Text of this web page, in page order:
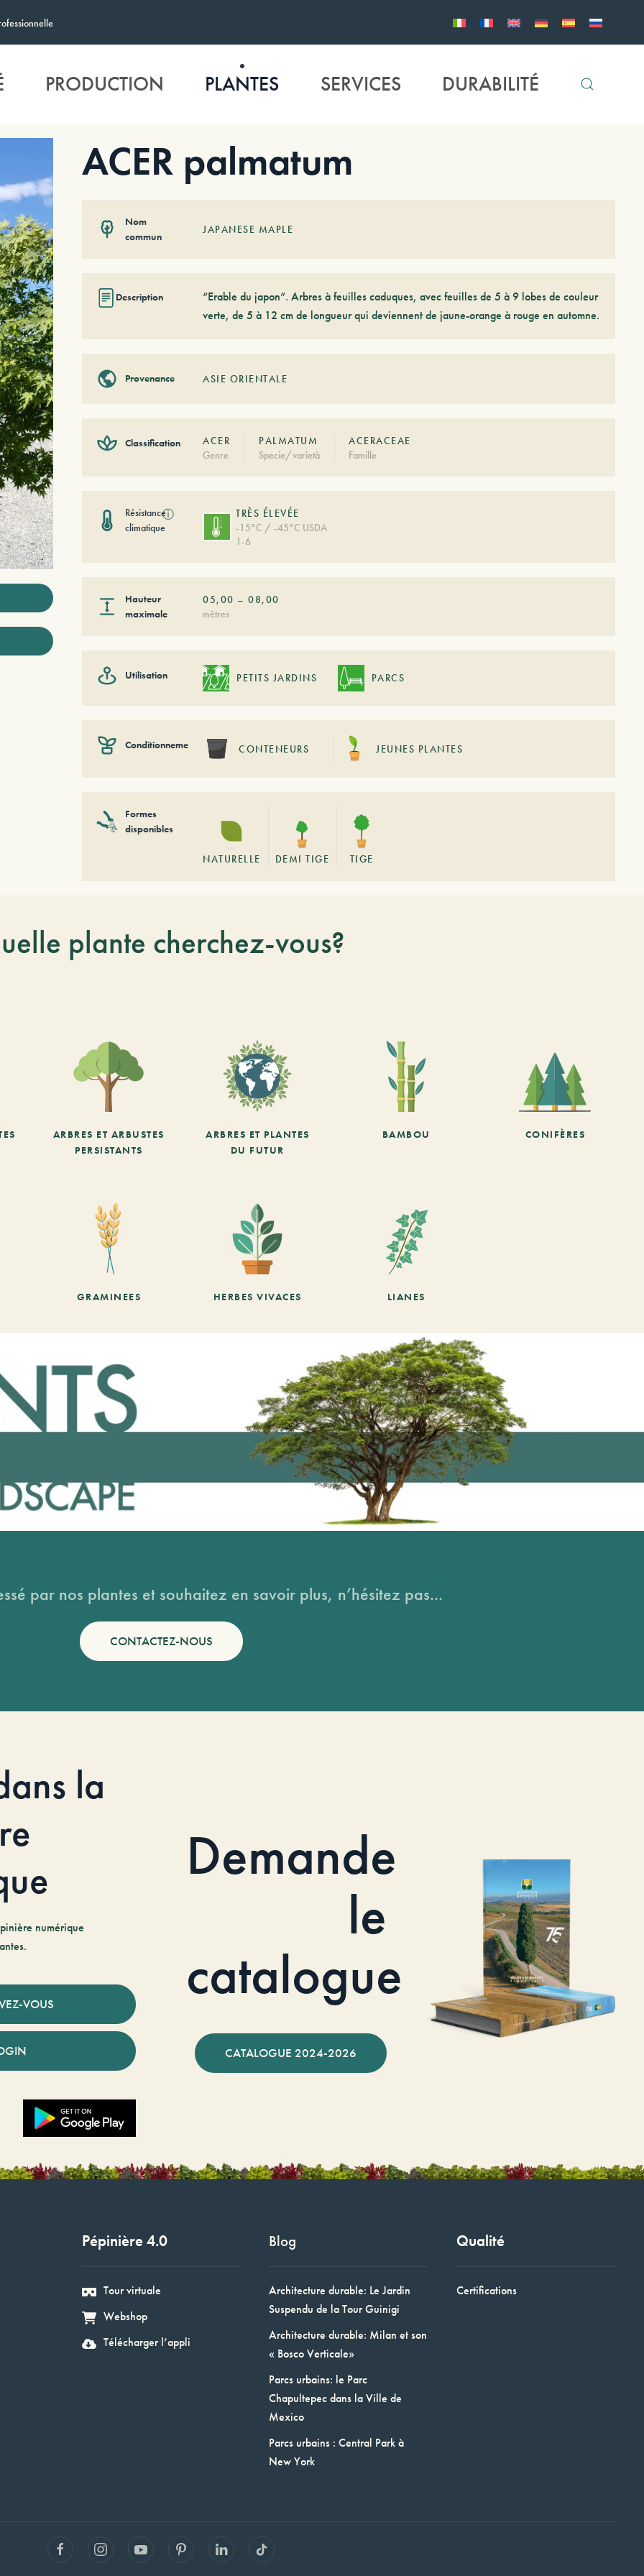
PRODUCTION PLANTES SERVICES DURABILITÉ
ACER palmatum
Nom
commun
JAPANESE MAPLE
Description
“Erable du japon”. Arbres à feuilles caduques, avec feuilles de 5 à 9 lobes de couleur
verte, de 5 à 12 cm de longueur qui deviennent de jaune-orange à rouge en automne.
Provenance ASIE ORIENTALE
Classification
ACER
Genre
PALMATUM
Specie/varietà
ACERACEAE
Famille
Résistance
climatique
ⓘ
TRÈS ÉLEVÉE
-15°C / -45°C USDA
1-6
Hauteur
maximale
05,00 –08,00
mètres
Utilisation PETITS JARDINS PARCS
Conditionnement CONTENEURS JEUNES PLANTES
Formes
disponibles
NATURELLE DEMI TIGE TIGE
plante cherchez-vous?
ARBRES ET ARBUSTES
PERSISTANTS
ARBRES ET PLANTES
DU FUTUR
BAMBOU CONIFÈRES
GRAMINEES HERBES VIVACES LIANES
par nos plantes et souhaitez en savoir plus, n’hésitez pas...
CONTACTEZ-NOUS
la
numérique
VOUS
Demande
le
catalogue
CATALOGUE 2024-2026
Pépinière 4.0
Tour virtuale
Webshop
Télécharger l’appli
Blog
Architecture durable: Le Jardin
Suspendu de la Tour Guinigi
Architecture durable: Milan et son
« Bosco Verticale»
Parcs urbains: le Parc
Chapultepec dans la Ville de
Mexico
Parcs urbains : Central Park à
New York
Qualité
Certifications